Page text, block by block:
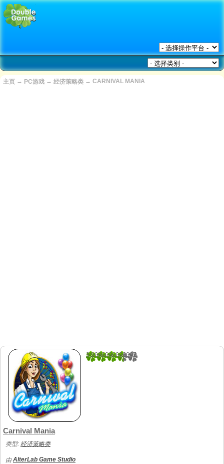
主页 → PC游戏 → 经济策略类 → CARNIVAL MANIA
3.9666666666667
Carnival Mania
类型: 经济策略类
由AlterLab Game Studio